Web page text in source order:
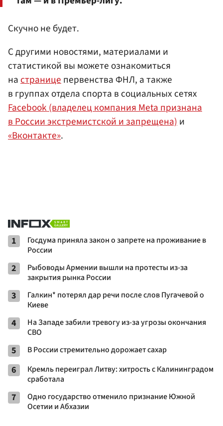
Скучно не будет.
С другими новостями, материалами и
статистикой вы можете ознакомиться
настраницепервенства ФНЛ, а также
в группах отдела спорта в социальных сетях
Facebook (владелец компания Meta признана
в России экстремистской и запрещена)и
«Вконтакте».
1
Госдума приняла закон о запрете на проживание в
России
2
Рыбоводы Армении вышли на протесты из-за
закрытия рынка России
3
Галкин* потерял дар речи после слов Пугачевой о
Киеве
4
На Западе забили тревогу из-за угрозы окончания
СВО
5 В России стремительно дорожает сахар
6
Кремль переиграл Литву: хитрость с Калининградом
сработала
7
Одно государство отменило признание Южной
Осетии и Абхазии